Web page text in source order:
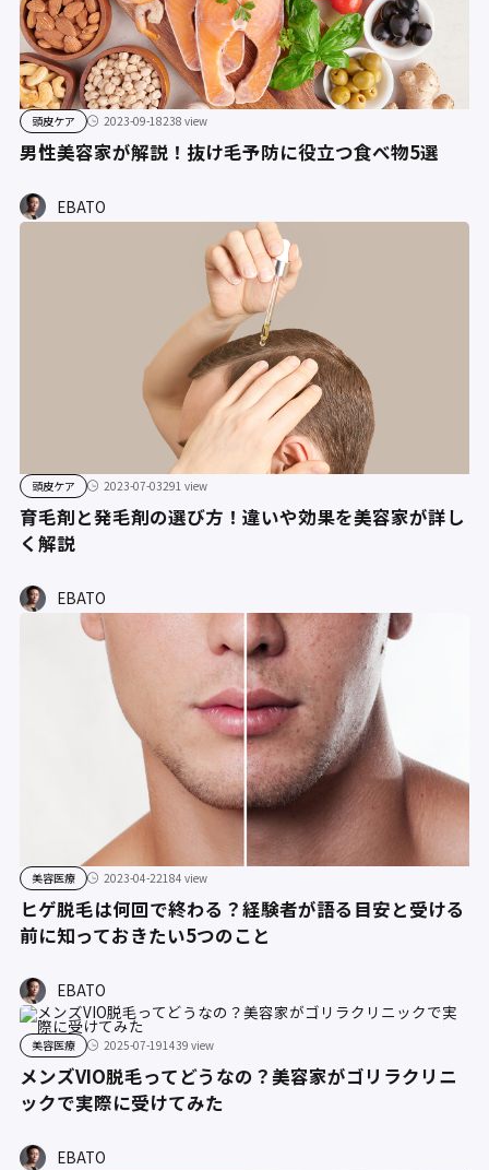
頭皮ケア 2023-09-18238 view
男性美容家が解説！抜け毛予防に役立つ食べ物5選
EBATO
頭皮ケア 2023-07-03291 view
育毛剤と発毛剤の選び方！違いや効果を美容家が詳し
く解説
EBATO
美容医療 2023-04-22184 view
ヒゲ脱毛は何回で終わる？経験者が語る目安と受ける
前に知っておきたい5つのこと
EBATO
美容医療 2025-07-191439 view
メンズVIO脱毛ってどうなの？美容家がゴリラクリニ
ックで実際に受けてみた
EBATO